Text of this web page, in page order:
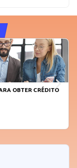
OBTER CRÉDITO